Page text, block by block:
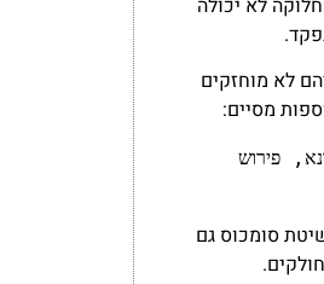
לא מוחזקים
מסיים:
סומכוס גם